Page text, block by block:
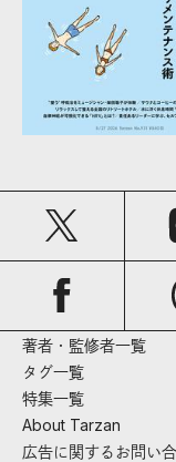
著者・監修者一覧
タグ一覧
特集一覧
About Tarzan
広告に関するお問い